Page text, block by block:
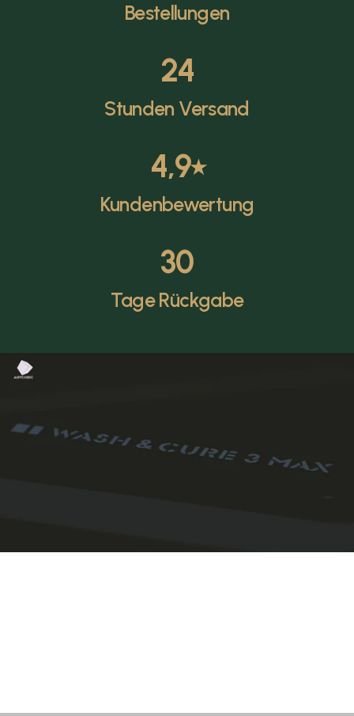
Bestellungen
24
Stunden Versand
4,9⭑
Kundenbewertung
30
Tage Rückgabe